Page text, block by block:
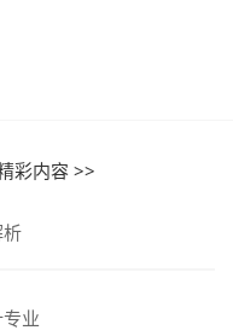
彩内容 >>
业